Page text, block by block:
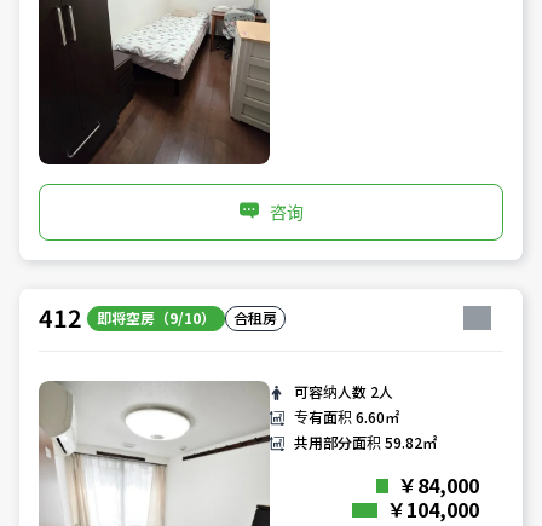
咨询
412 即将空房（9/10） 合租房
可容纳人数 2人
专有面积6.60㎡
共用部分面积59.82㎡
￥84,000
￥104,000